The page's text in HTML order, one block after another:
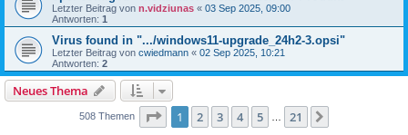
Letzter Beitrag von n.vidziunas « 03 Sep 2025, 09:00
Antworten: 1
Virus found in ".../windows11-upgrade_24h2-3.opsi"
Letzter Beitrag von cwiedmann « 02 Sep 2025, 10:21
Antworten: 2
Neues Thema
508 Themen Seite 1von 21
1 2 3 4 5 21